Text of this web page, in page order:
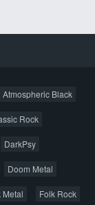
Atmospheric Black
Rock
DarkPsy
Doom Metal
Metal Folk Rock